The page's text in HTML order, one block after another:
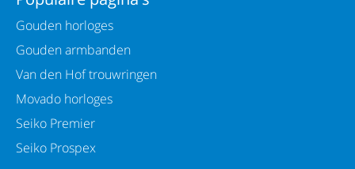
Gouden horloges
Gouden armbanden
Van den Hof trouwringen
Movado horloges
Seiko Premier
Seiko Prospex